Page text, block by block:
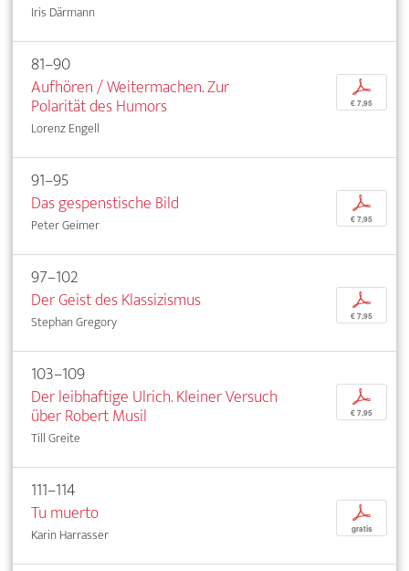
Iris Därmann
81–90
Aufhören / Weitermachen. Zur
Polarität des Humors
Lorenz Engell
p
€ 7,95
91–95
Das gespenstische Bild
Peter Geimer
p
€ 7,95
97–102
Der Geist des Klassizismus
Stephan Gregory
p
€ 7,95
103–109
Der leibhaftige Ulrich. Kleiner Versuch
über Robert Musil
Till Greite
p
€ 7,95
111–114
Tu muerto
Karin Harrasser
p
gratis